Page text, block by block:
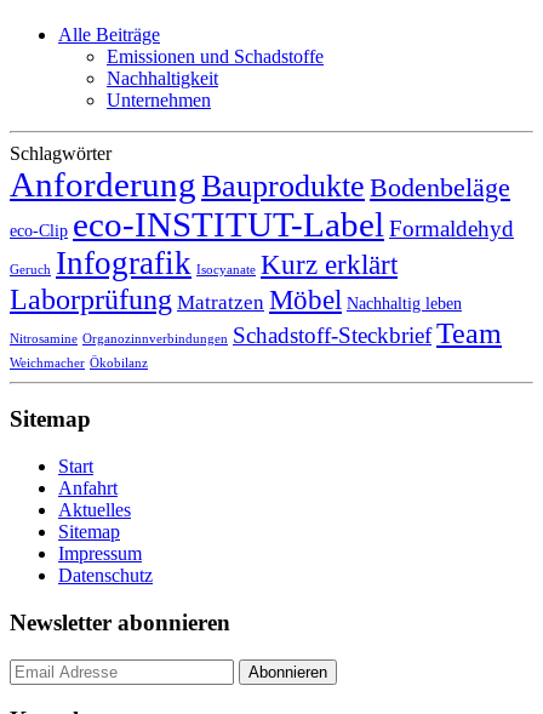
Alle Beiträge
Emissionen und Schadstoffe
Nachhaltigkeit
Unternehmen
Schlagwörter
AnforderungBauprodukte Bodenbeläge
eco-Clip eco-INSTITUT-Label Formaldehyd
Geruch Infografik Isocyanate Kurz erklärt
Laborprüfung Matratzen Möbel Nachhaltig leben
Nitrosamine Organozinnverbindungen Schadstoff-SteckbriefTeam
Weichmacher Ökobilanz
Sitemap
Start
Anfahrt
Aktuelles
Sitemap
Impressum
Datenschutz
Newsletter abonnieren